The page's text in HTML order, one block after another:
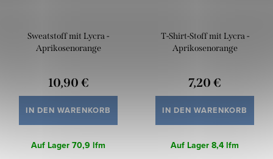
Sweatstoff mit Lycra -
Aprikosenorange
10,90 €
IN DEN WARENKORB
Auf Lager70,9 lfm
T-Shirt-Stoff mit Lycra -
Aprikosenorange
7,20 €
IN DEN WARENKORB
Auf Lager8,4 lfm